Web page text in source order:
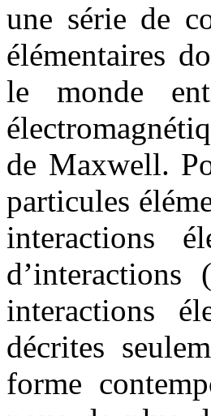
une série de
élémentaires
le monde
de Maxwell.
particules
interactions
interactions
décrites
forme